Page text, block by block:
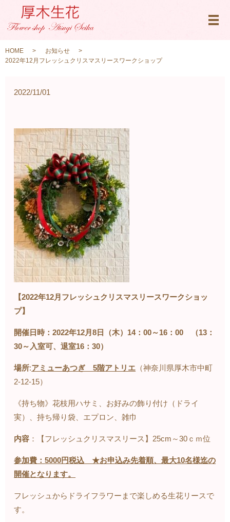
メ
HOME
お知らせ
2022年12月フレッシュクリスマスリースワークショップ
2022/11/01
【2022年12月フレッシュクリスマスリースワークショッ
プ】
開催日時：2022年12月8 日（木） 14：00～16 ：00 （13 ：
30～入室可、退室16 ：30）
場所:アミューあつぎ5階アトリエ （神奈川県厚木市中町
2-12-15）
《持ち物》花枝用ハサミ、お好みの飾り付け（ドライ
実）、持ち帰り袋、エプロン、雑巾
内容 ：【フレッシュクリスマスリース】 25cm ～30 ｃｍ位
参加費：5000円税込 ★お申込み先着順、最大10名様迄の
開催となります。
フレッシュからドライフラワーまで楽しめる生花リースで
す。